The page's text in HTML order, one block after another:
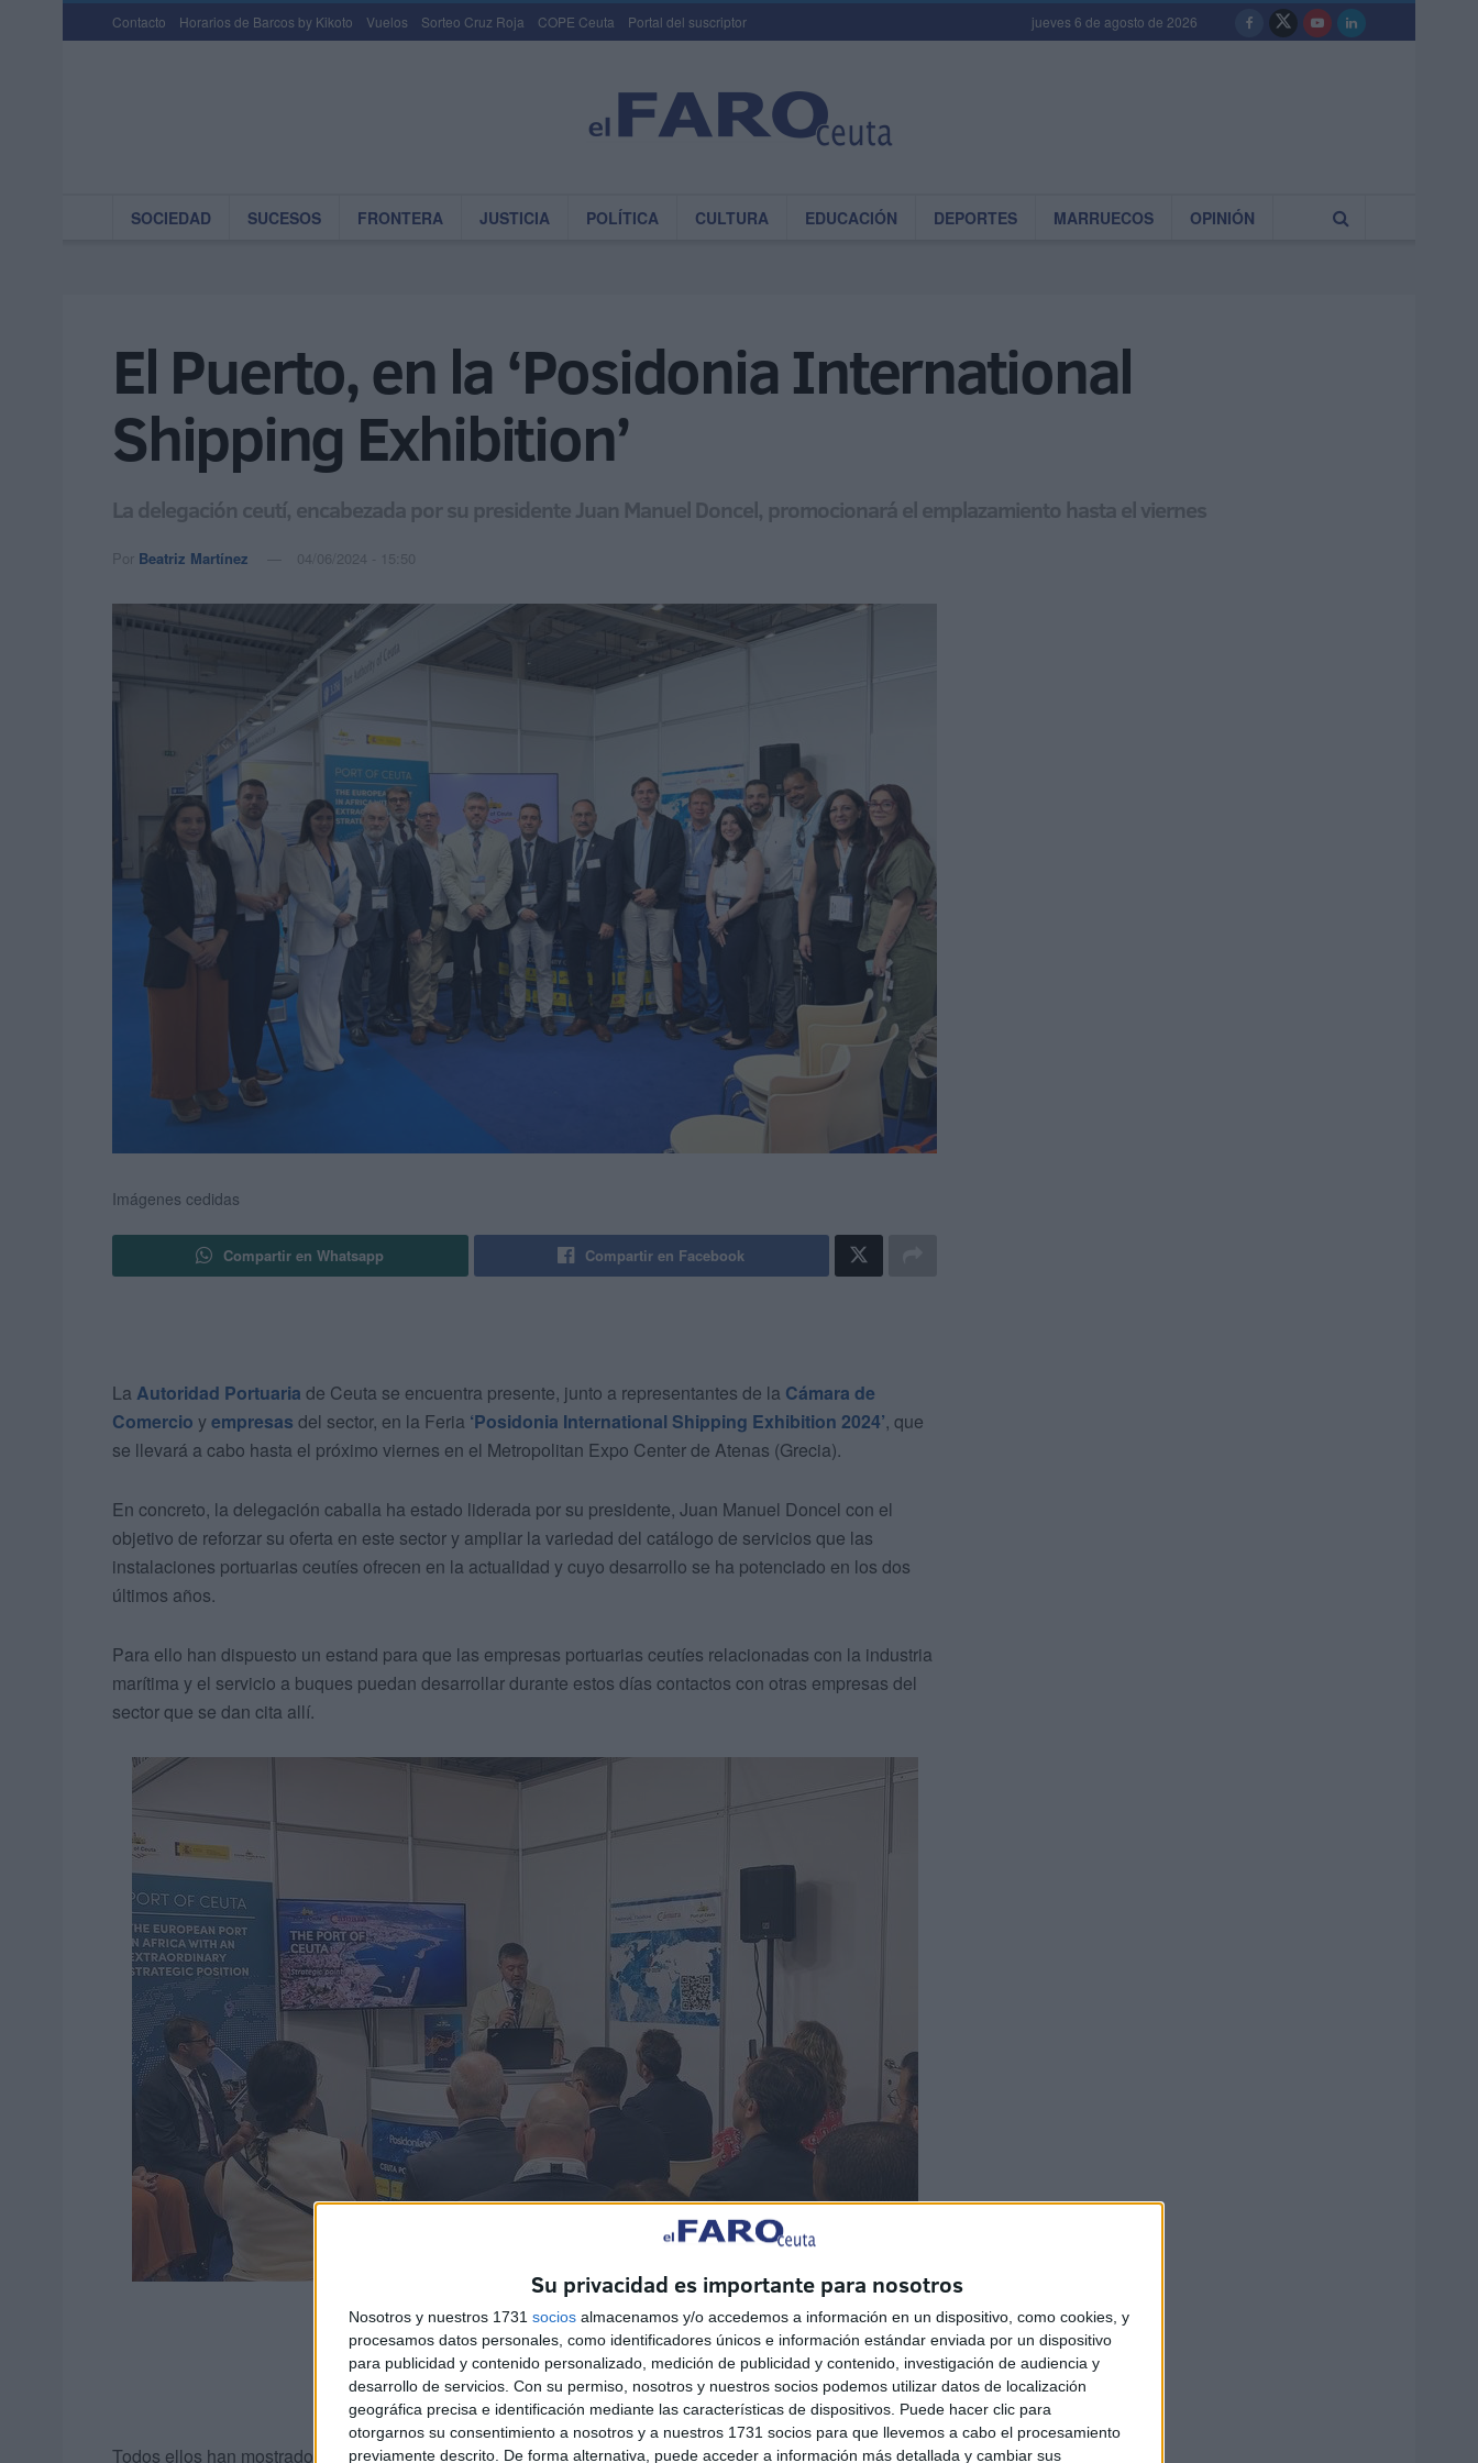
Su privacidad es importante para nosotros
Nosotros y nuestros 1731 socios almacenamos y/o accedemos a información en un dispositivo, como cookies, y
procesamos datos personales, como identificadores únicos e información estándar enviada por un dispositivo
para publicidad y contenido personalizado, medición de publicidad y contenido, investigación de audiencia y
desarrollo de servicios. Con su permiso, nosotros y nuestros socios podemos utilizar datos de localización
geográfica precisa e identificación mediante las características de dispositivos. Puede hacer clic para
otorgarnos su consentimiento a nosotros y a nuestros 1731 socios para que llevemos a cabo el procesamiento
previamente descrito. De forma alternativa, puede acceder a información más detallada y cambiar sus
Contacto Horarios de Barcos by Kikoto Vuelos Sorteo Cruz Roja COPE Ceuta Portal del suscriptor jueves 6 de agosto de 2026
SOCIEDAD SUCESOS FRONTERA JUSTICIA POLÍTICA CULTURA EDUCACIÓN DEPORTES MARRUECOS OPINIÓN
El Puerto, en la ‘Posidonia International
Shipping Exhibition’
La delegación ceutí, encabezada por su presidente Juan Manuel Doncel, promocionará el emplazamiento hasta el viernes
Por Beatriz Martínez 04/06/2024 - 15:50
Imágenes cedidas
Compartir en Whatsapp Compartir en Facebook
La Autoridad Portuaria de Ceuta se encuentra presente, junto a representantes de la Cámara de
Comercio yempresas del sector, en la Feria ‘Posidonia International Shipping Exhibition 2024’, que
se llevará a cabo hasta el próximo viernes en el Metropolitan Expo Center de Atenas (Grecia).
En concreto, la delegación caballa ha estado liderada por su presidente, Juan Manuel Doncel con el
objetivo de reforzar su oferta en este sector y ampliar la variedad del catálogo de servicios que las
instalaciones portuarias ceutíes ofrecen en la actualidad y cuyo desarrollo se ha potenciado en los dos
últimos años.
Para ello han dispuesto un estand para que las empresas portuarias ceutíes relacionadas con la industria
marítima y el servicio a buques puedan desarrollar durante estos días contactos con otras empresas del
sector que se dan cita allí.
Todos ellos han mostrado la oferta de productos y servicios con los que cuenta el puerto ceutí, ofreciendo